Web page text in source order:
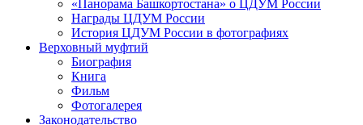
«Панорама Башкортостана» о ЦДУМ России
Награды ЦДУМ России
История ЦДУМ России в фотографиях
Верховный муфтий
Биография
Книга
Фильм
Фотогалерея
Законодательство